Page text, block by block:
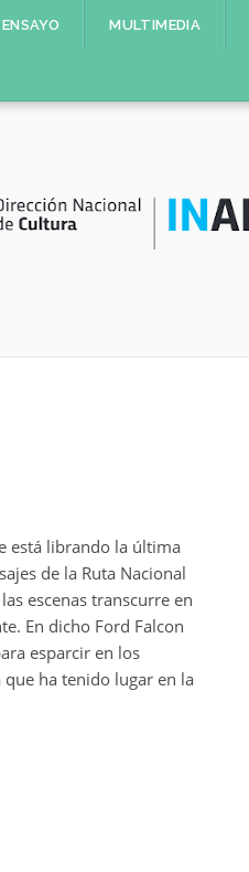
ENSAYO MULTIMEDIA
está librando la última
de la Ruta Nacional
escenas transcurre en
En dicho Ford Falcon
esparcir en los
ha tenido lugar en la